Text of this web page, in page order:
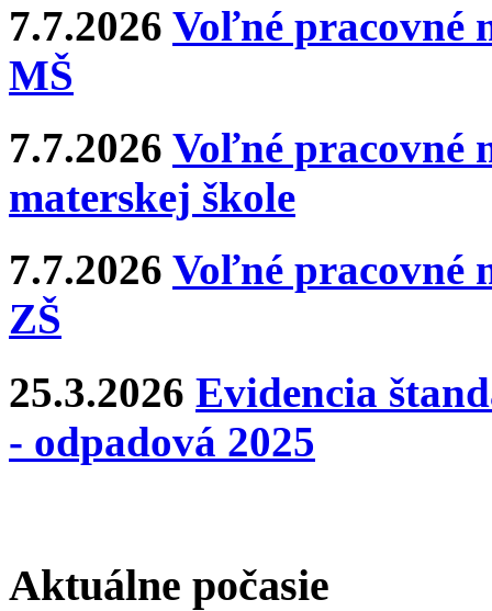
7.7.2026 Voľné pracovné
MŠ
7.7.2026 Voľné pracovné
materskej škole
7.7.2026 Voľné pracovné
ZŠ
25.3.2026 Evidencia
- odpadová 2025
Aktuálne počasie